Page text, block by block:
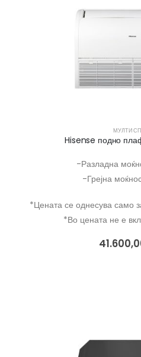
МУЛТИ
Hisense подно
-Разладна
-Грејна
*Цената се однесува само
*Во цената не е